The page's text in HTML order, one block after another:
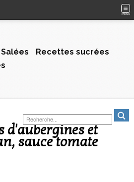
MENU
Recettes sucrées
sauce tomate